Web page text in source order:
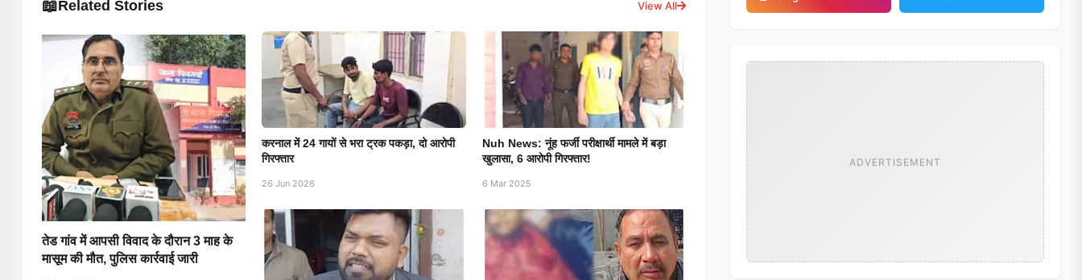
📖Related Stories View All
तेड गांव में आपसी विवाद के दौरान 3 माह के
मासूम की मौत, पुलिस कार्रवाई जारी
करनाल में 24 गायों से भरा ट्रक पकड़ा, दो आरोपी
गिरफ्तार
26 Jun 2026
Nuh News: नूंह फर्जी परीक्षार्थी मामले में बड़ा
खुलासा, 6 आरोपी गिरफ्तार!
6 Mar 2025
ADVERTISEMENT